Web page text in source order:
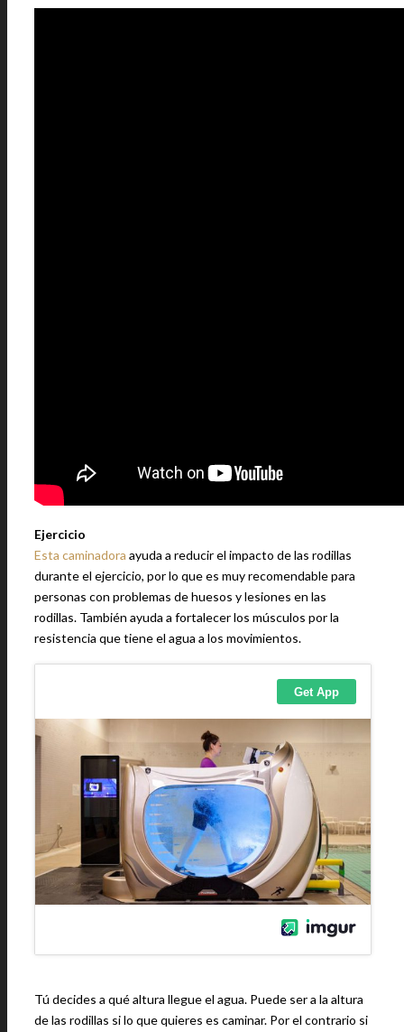
Ejercicio
Esta caminadora ayuda a reducir el impacto de las rodillas
durante el ejercicio, por lo que es muy recomendable para
personas con problemas de huesos y lesiones en las
rodillas. También ayuda a fortalecer los músculos por la
resistencia que tiene el agua a los movimientos.
Tú decides a qué altura llegue el agua. Puede ser a la altura
de las rodillas si lo que quieres es caminar. Por el contrario si